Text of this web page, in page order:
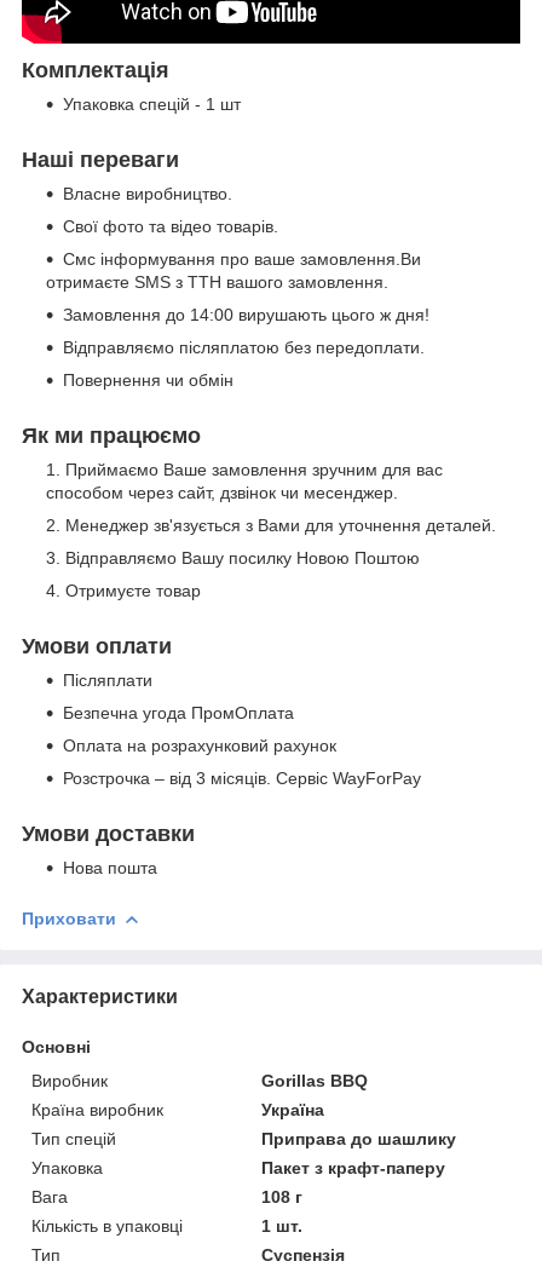
Комплектація
Упаковка спецій - 1 шт
Наші переваги
Власне виробництво.
Свої фото та відео товарів.
Смс інформування про ваше замовлення.Ви
отримаєте SMS з ТТН вашого замовлення.
Замовлення до 14:00 вирушають цього ж дня!
Відправляємо післяплатою без передоплати.
Повернення чи обмін
Як ми працюємо
Приймаємо Ваше замовлення зручним для вас
способом через сайт, дзвінок чи месенджер.
Менеджер зв'язується з Вами для уточнення деталей.
Відправляємо Вашу посилку Новою Поштою
Отримуєте товар
Умови оплати
Післяплати
Безпечна угода ПромОплата
Оплата на розрахунковий рахунок
Розстрочка – від 3 місяців. Сервіс WayForPay
Умови доставки
Нова пошта
Приховати
Характеристики
Основні
Виробник
Gorillas BBQ
Країна виробник
Україна
Тип спецій
Приправа до шашлику
Упаковка
Пакет з крафт-паперу
Вага
108 г
Кількість в упаковці
1 шт.
Тип
Суспензія